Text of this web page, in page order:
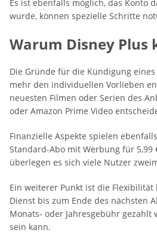
Es ist ebenfalls möglich, das Konto
wurde, können spezielle Schritte
Warum Disney Plus
Die Gründe für die Kündigung
mehr den individuellen Vorlieben
neuesten Filmen oder Serien des
oder Amazon Prime Video
Finanzielle Aspekte spielen
Standard-Abo mit Werbung für
überlegen es sich viele Nutzer
Ein weiterer Punkt ist die
Dienst bis zum Ende des nächsten
Monats- oder Jahresgebühr
sein kann.